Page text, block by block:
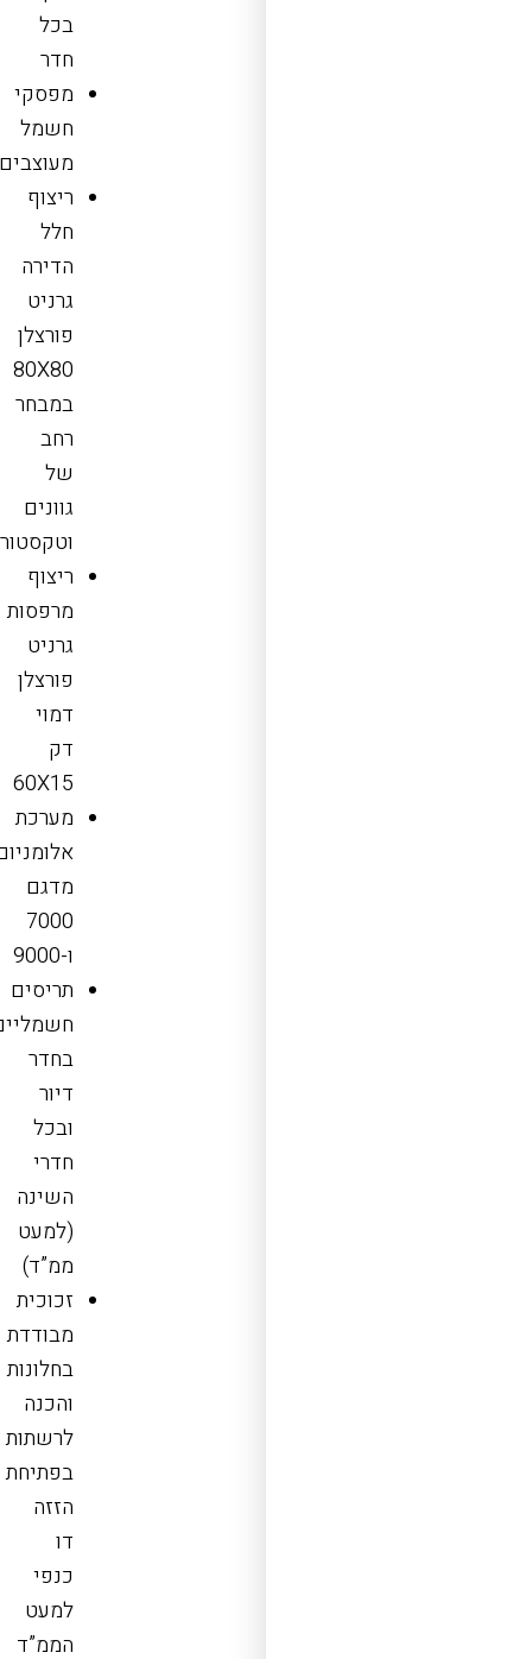
בכל
חדר
מפסקי
חשמל
מעוצבים
ריצוף
חלל
הדירה
גרניט
פורצלן
80X80
במבחר
רחב
של
גוונים
ריצוף
מרפסות
גרניט
פורצלן
דמוי
דק
60X15
מערכת
מדגם
7000
ו-9000
תריסים
בחדר
דיור
ובכל
חדרי
השינה
(למעט
ממ”ד)
זכוכית
מבודדת
בחלונות
והכנה
לרשתות
בפתיחת
הזזה
דו
כנפי
למעט
הממ”ד